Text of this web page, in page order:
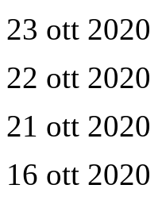
23 ott 2020
22 ott 2020
21 ott 2020
16 ott 2020